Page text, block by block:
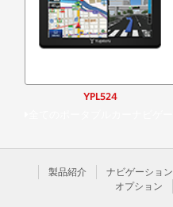
YPL524
製品紹介 ナビゲーション
オプション